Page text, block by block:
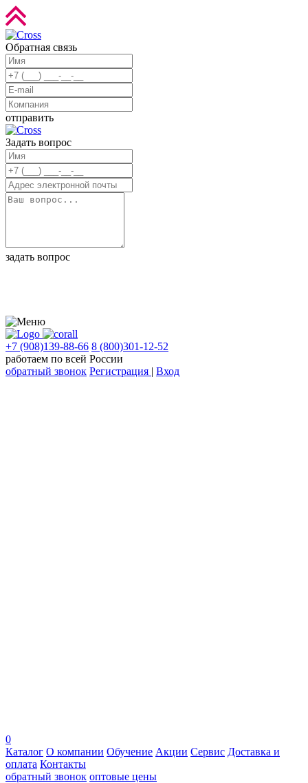
Обратная связь
отправить
Задать вопрос
задать вопрос
+7 (908)139-88-66 8 (800)301-12-52
работаем по всей России
обратный звонок Регистрация | Вход
0
Каталог О компании Обучение Акции Сервис Доставка и
оплата Контакты
обратный звонок оптовые цены